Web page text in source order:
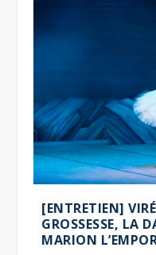
[ENTRETIEN]
GROSSESSE, LA
MARION